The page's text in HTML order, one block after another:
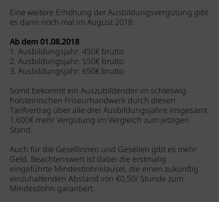
Eine weitere Erhöhung der Ausbildungsvergütung gibt
es dann noch mal im August 2018:
Ab dem 01.08.2018
1. Ausbildungsjahr: 450€ brutto
2. Ausbildungsjahr: 550€ brutto
3. Ausbildungsjahr: 650€ brutto
Somit bekommt ein Auszubildender im schleswig-
holsteinischen Friseurhandwerk durch diesen
Tarifvertrag über alle drei Ausbildungsjahre insgesamt
1.600€ mehr Vergütung im Vergleich zum jetzigen
Stand.
Auch für die Gesellinnen und Gesellen gibt es mehr
Geld. Beachtenswert ist dabei die erstmalig
eingeführte Mindestlohnklausel, die einen zukünftig
einzuhaltenden Abstand von €0,50/ Stunde zum
Mindestlohn garantiert.